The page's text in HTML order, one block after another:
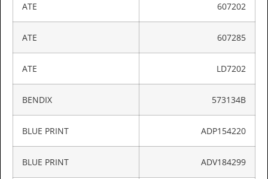
ATE 607202
ATE 607285
ATE LD7202
BENDIX 573134B
BLUE PRINT ADP154220
BLUE PRINT ADV184299